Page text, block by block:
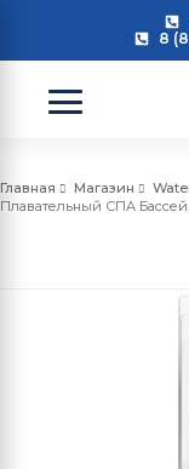
8
Главная Магазин
Плавательный СПА